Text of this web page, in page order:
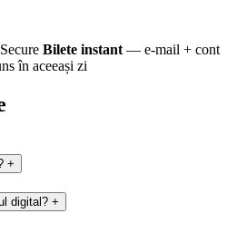
Bilete instant — e-mail + cont
în aceeași zi
+
digital? +